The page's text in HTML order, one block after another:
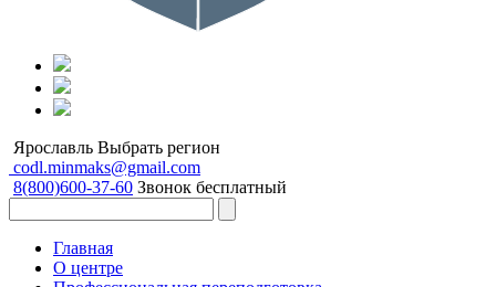
Ярославль Выбрать регион
codl.minmaks@gmail.com
8(800)600-37-60 Звонок бесплатный
Главная
О центре